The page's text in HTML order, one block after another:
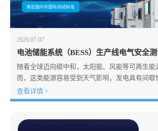
2026.07.07
电池储能系统（BESS）生产线电气安全
随着全球迈向碳中和，太阳能、风能等可再生能
而，这类能源容易受到天气影响，发电具有间歇
查看详情 >